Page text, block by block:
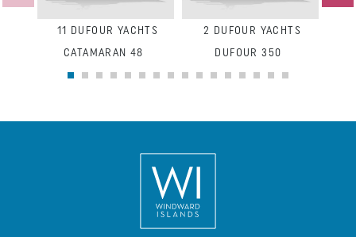
11 DUFOUR YACHTS
CATAMARAN 48
2 DUFOUR YACHTS
DUFOUR 350